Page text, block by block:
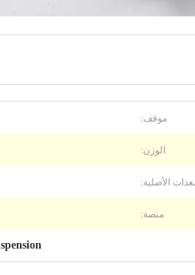
موقف:
الوزن:
الأصلية:
منصة: